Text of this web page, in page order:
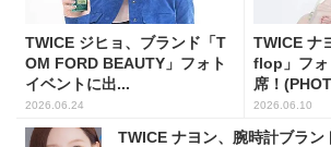
TWICE ジヒョ、ブランド「T
OM FORD BEAUTY」フォト
イベントに出...
2026.06.24
TWICE ナ
flop」フォ
席！
2026.06.10
TWICE ナヨン、腕時計ブラン